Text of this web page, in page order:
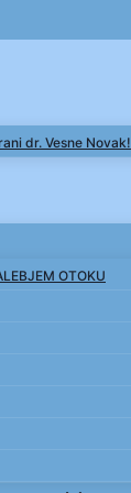
dr. Vesne Novak!
OTOKU